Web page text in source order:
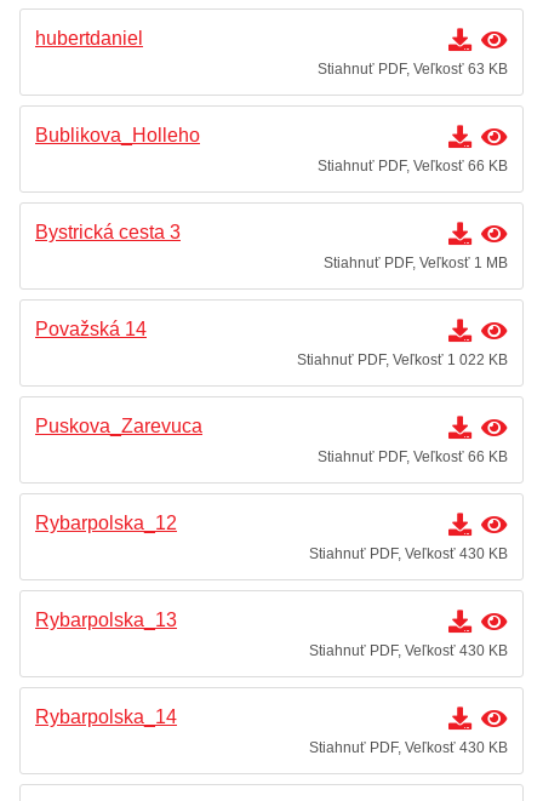
hubertdaniel
Stiahnuť PDF, Veľkosť 63 KB
Bublikova_Holleho
Stiahnuť PDF, Veľkosť 66 KB
Bystrická cesta 3
Stiahnuť PDF, Veľkosť 1 MB
Považská 14
Stiahnuť PDF, Veľkosť 1 022 KB
Puskova_Zarevuca
Stiahnuť PDF, Veľkosť 66 KB
Rybarpolska_12
Stiahnuť PDF, Veľkosť 430 KB
Rybarpolska_13
Stiahnuť PDF, Veľkosť 430 KB
Rybarpolska_14
Stiahnuť PDF, Veľkosť 430 KB